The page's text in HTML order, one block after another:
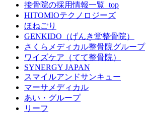
接骨院の採用情報一覧_top
HITOMIOテクノロジーズ
ほねごり
GENKIDO（げんき堂整骨院）
さくらメディカル整骨院グループ
ワイズケア（てて整骨院）
SYNERGY JAPAN
スマイルアンドサンキュー
マーサメディカル
あい・グループ
リーフ